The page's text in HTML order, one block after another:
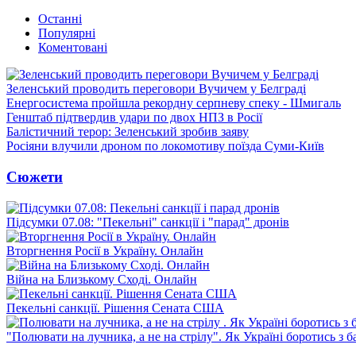
Останні
Популярні
Коментовані
Зеленський проводить переговори Вучичем у Белграді
Енергосистема пройшла рекордну серпневу спеку - Шмигаль
Генштаб підтвердив удари по двох НПЗ в Росії
Балістичний терор: Зеленський зробив заяву
Росіяни влучили дроном по локомотиву поїзда Суми-Київ
Сюжети
Підсумки 07.08: "Пекельні" санкції і "парад" дронів
Вторгнення Росії в Україну. Онлайн
Війна на Близькому Сході. Онлайн
Пекельні санкції. Рішення Сената США
"Полювати на лучника, а не на стрілу". Як Україні боротись з